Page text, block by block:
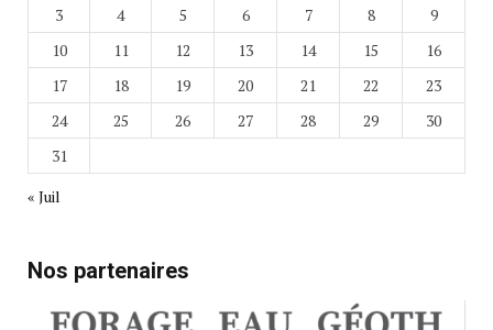
3
4 5 6 7 8
9
10
11 12 13 14 15
16
17
18 19 20 21 22
23
24
25 26 27 28 29
30
31
« Juil
Nos partenaires